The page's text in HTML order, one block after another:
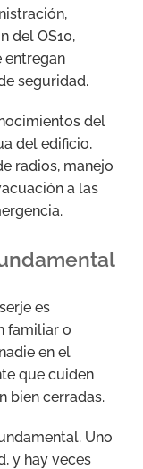
del OS10,
entregan
seguridad.
del
del edificio,
radios, manejo
a las
es
familiar o
en el
que cuiden
bien cerradas.
Uno
y hay veces